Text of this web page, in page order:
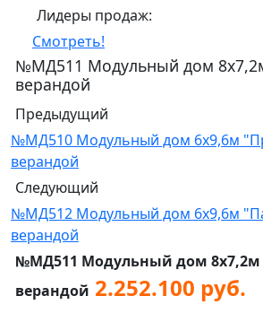
Лидеры продаж:
Смотреть!
№МД511 Модульный дом
верандой
Предыдущий
№МД510 Модульный дом 6х9,6м
верандой
Следующий
№МД512 Модульный дом 6х9,6м
верандой
№МД511 Модульный дом 8х7,2м
верандой 2.252.100 руб.